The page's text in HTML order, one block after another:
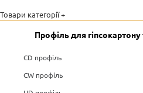
Товари категорії +
Профіль для
CD профіль
CW профіль